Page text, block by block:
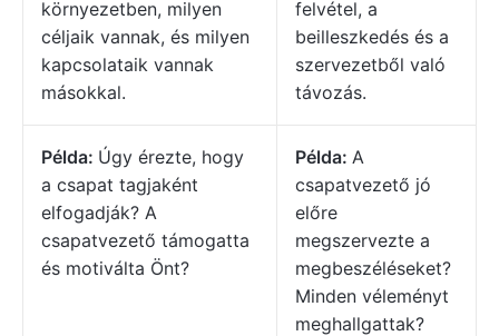
környezetben, milyen
céljaik vannak, és milyen
kapcsolataik vannak
másokkal.
felvétel, a
beilleszkedés és a
szervezetből való
távozás.
Példa: Úgy érezte, hogy
a csapat tagjaként
elfogadják? A
csapatvezető támogatta
és motiválta Önt?
Példa: A
csapatvezető jó
előre
megszervezte a
megbeszéléseket?
Minden véleményt
meghallgattak?